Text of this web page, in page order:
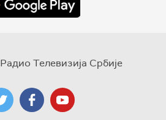
Радио Телевизија Србије